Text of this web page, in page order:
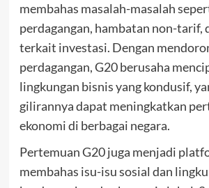
membahas masalah-masalah
perdagangan, hambatan non-tarif,
terkait investasi. Dengan
perdagangan, G20 berusaha
lingkungan bisnis yang kondusif,
gilirannya dapat meningkatkan
ekonomi di berbagai negara.
Pertemuan G20 juga menjadi
membahas isu-isu sosial dan